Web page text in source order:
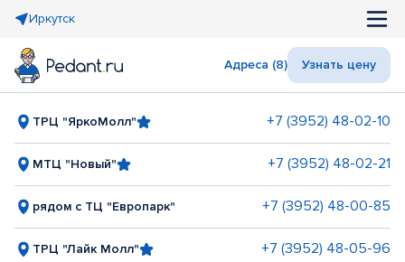
Иркутск
Адреса (8) Узнать цену
ТРЦ "ЯркоМолл" +7 (3952) 48-02-10
МТЦ "Новый" +7 (3952) 48-02-21
рядом с ТЦ "Европарк" +7 (3952) 48-00-85
ТРЦ "Лайк Молл" +7 (3952) 48-05-96